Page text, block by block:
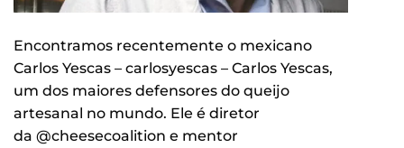
Encontramos recentemente o mexicano
Carlos Yescas – carlosyescas – Carlos Yescas,
um dos maiores defensores do queijo
artesanal no mundo. Ele é diretor
da @cheesecoalition e mentor